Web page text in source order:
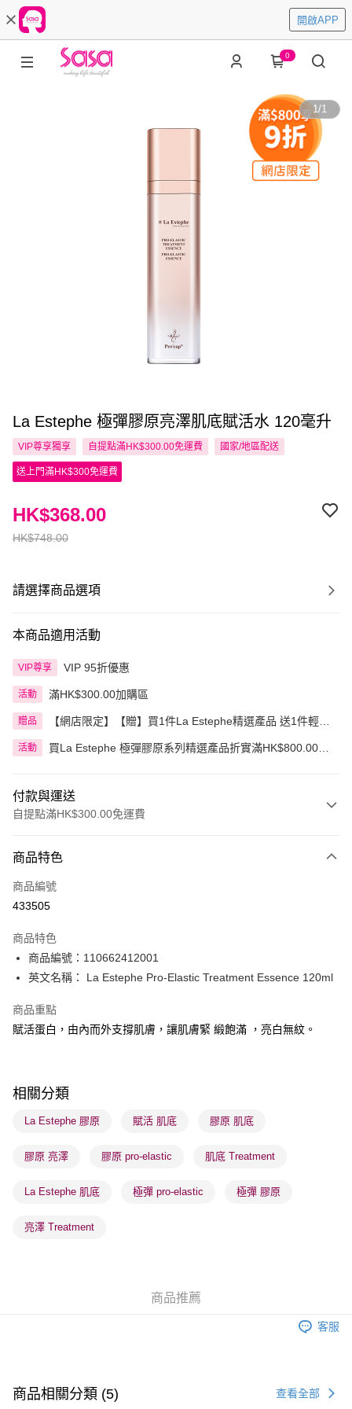
開啟APP
0
1/1
La Estephe 極彈膠原亮澤肌底賦活水 120毫升
VIP尊享獨享 自提點滿HK$300.00免運費 國家/地區配送
送上門滿HK$300免運費
HK$748.00
HK$368.00
請選擇商品選項
本商品適用活動
VIP尊享 VIP 95折優惠
活動 滿HK$300.00加購區
贈品
【網店限定】【贈】買1件La Estephe精選產品 送1件輕透
活動
買La Estephe 極彈膠原系列精選產品折實滿HK$800.00即
付款與運送
自提點滿HK$300.00免運費
信用卡
Apple Pay
PayMe
WeChat Pay
BoC Pay
每筆HK$65.00，滿HK$300.00或以上免運費
順豐站及營業點 - 確認發貨後1-3個工作天送達
物流公司進行物流配送
澳門地區配送 - 確認發貨後1-4個工作天送達 運費表
商品特色
商品編號
433505
商品特色
商品編號：110662412001
英文名稱： La Estephe Pro-Elastic Treatment Essence 120ml
商品重點
賦活蛋白，由內而外支撐肌膚，讓肌膚緊 緞飽滿 ，亮白無紋。
相關分類
La Estephe 膠原 賦活 肌底 膠原 肌底
膠原 亮澤 膠原 pro-elastic 肌底 Treatment
La Estephe 肌底 極彈 pro-elastic 極彈 膠原
亮澤 Treatment
商品推薦
客服
商品相關分類 (5) 查看全部